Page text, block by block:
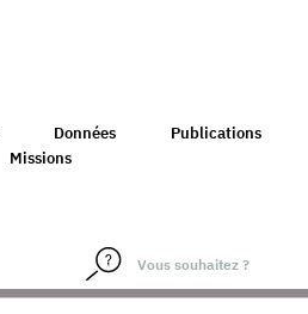
Données
Publications
Missions